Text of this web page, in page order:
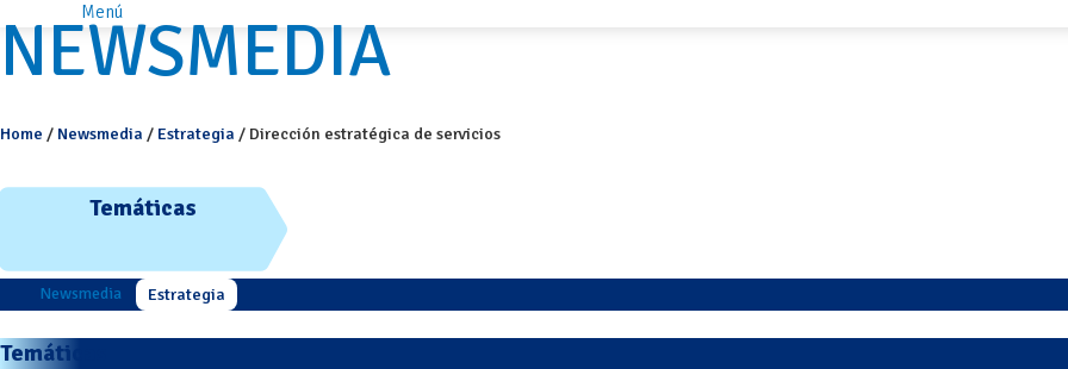
Menú
NEWSMEDIA
Home / Newsmedia / Estrategia / Dirección estratégica de servicios
Temáticas
Newsmedia Estrategia
Temáticas